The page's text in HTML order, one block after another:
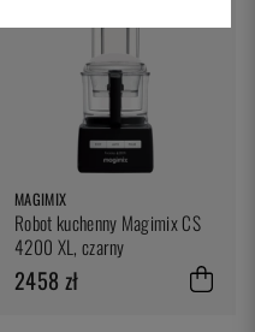
MAGIMIX
Robot kuchenny Magimix CS
4200 XL, czarny
2458 zł